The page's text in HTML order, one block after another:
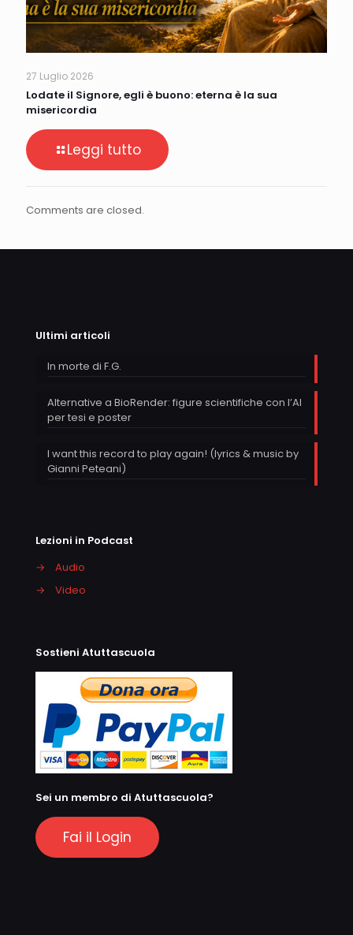
27 Luglio 2026
Lodate il Signore, egli è buono: eterna è la sua
misericordia
Leggi tutto
Comments are closed.
Ultimi articoli
In morte di F.G.
Alternative a BioRender: figure scientifiche con l’AI
per tesi e poster
I want this record to play again! (lyrics & music by
Gianni Peteani)
Lezioni in Podcast
→
Audio
→
Video
Sostieni Atuttascuola
Sei un membro di Atuttascuola?
Fai il Login